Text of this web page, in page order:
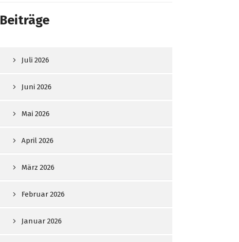
Beiträge
Juli 2026
Juni 2026
Mai 2026
April 2026
März 2026
Februar 2026
Januar 2026